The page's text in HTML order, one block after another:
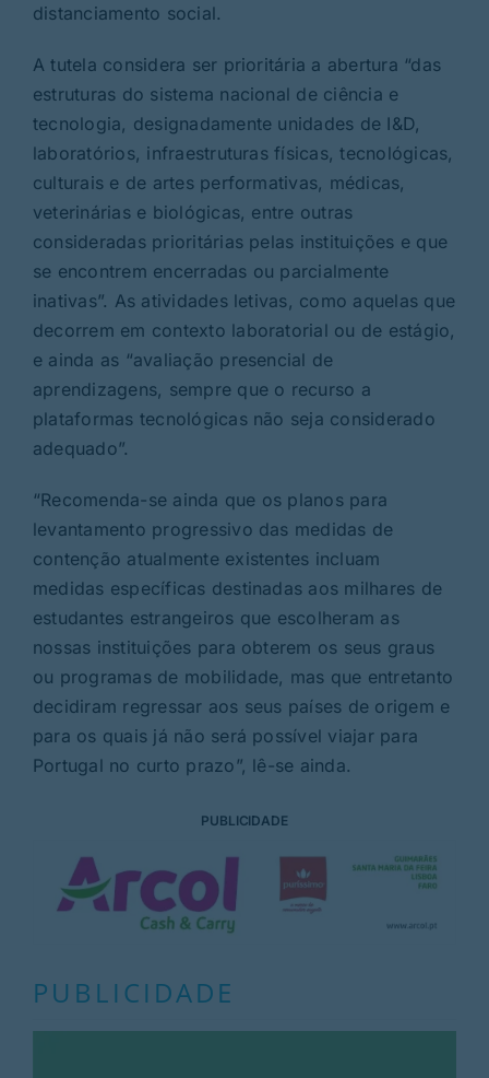
distanciamento social.
A tutela considera ser prioritária a abertura “das
estruturas do sistema nacional de ciência e
tecnologia, designadamente unidades de I&D,
laboratórios, infraestruturas físicas, tecnológicas,
culturais e de artes performativas, médicas,
veterinárias e biológicas, entre outras
consideradas prioritárias pelas instituições e que
se encontrem encerradas ou parcialmente
inativas”. As atividades letivas, como aquelas que
decorrem em contexto laboratorial ou de estágio,
e ainda as “avaliação presencial de
aprendizagens, sempre que o recurso a
plataformas tecnológicas não seja considerado
adequado”.
“Recomenda-se ainda que os planos para
levantamento progressivo das medidas de
contenção atualmente existentes incluam
medidas específicas destinadas aos milhares de
estudantes estrangeiros que escolheram as
nossas instituições para obterem os seus graus
ou programas de mobilidade, mas que entretanto
decidiram regressar aos seus países de origem e
para os quais já não será possível viajar para
Portugal no curto prazo”, lê-se ainda.
PUBLICIDADE
PUBLICIDADE